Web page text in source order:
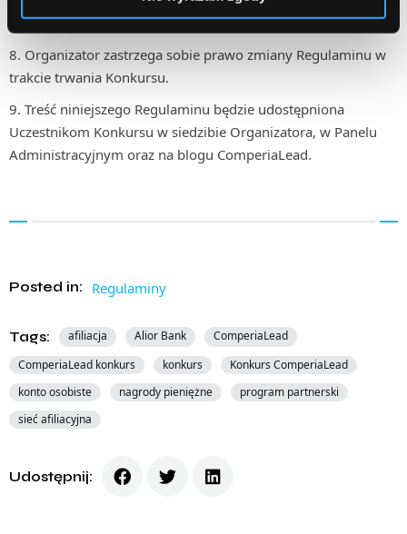
podany podczas rejestracji do Programu Partnerskiego.
Organizator zastrzega sobie prawo zmiany Regulaminu w
trakcie trwania Konkursu.
Treść niniejszego Regulaminu będzie udostępniona
Uczestnikom Konkursu w siedzibie Organizatora, w Panelu
Administracyjnym oraz na blogu ComperiaLead.
Posted in: Regulaminy
Tags: afiliacja Alior Bank
ComperiaLead
ComperiaLead konkurs
konkurs
Konkurs ComperiaLead
konto osobiste
nagrody pieniężne
program partnerski
sieć afiliacyjna
Udostępnij: